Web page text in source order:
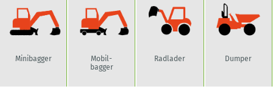
Minibagger
Mobil-
bagger
Radlader Dumper